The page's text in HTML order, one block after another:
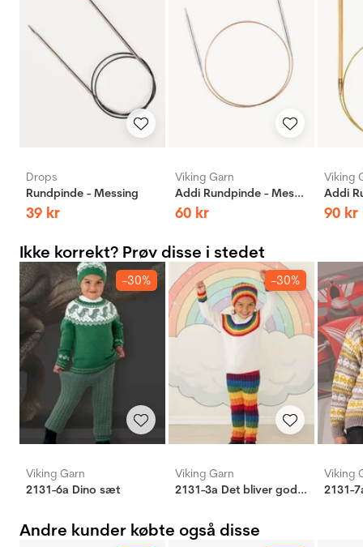
Drops
Rundpinde - Messing
39 kr
Viking Garn
Addi Rundpinde - Messing
60 kr
Viking
90 kr
Ikke korrekt? Prøv disse i stedet
-30%
Viking Garn
2131-6a Dino sæt
-30%
Viking Garn
2131-3a Det bliver godt igen sæt
Viking
Andre kunder købte også disse